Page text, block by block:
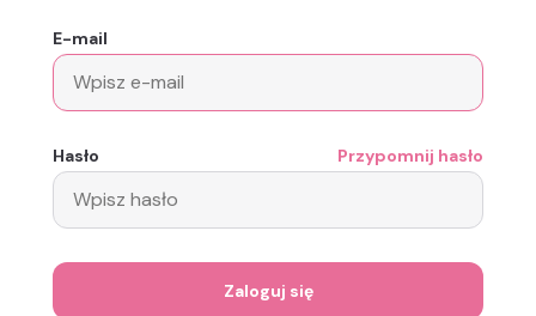
E-mail
Hasło Przypomnij hasło
Zaloguj się